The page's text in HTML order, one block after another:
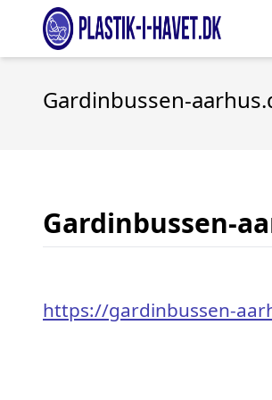
Gardinbussen-
Gardinbussen-
https://gardinbussen-